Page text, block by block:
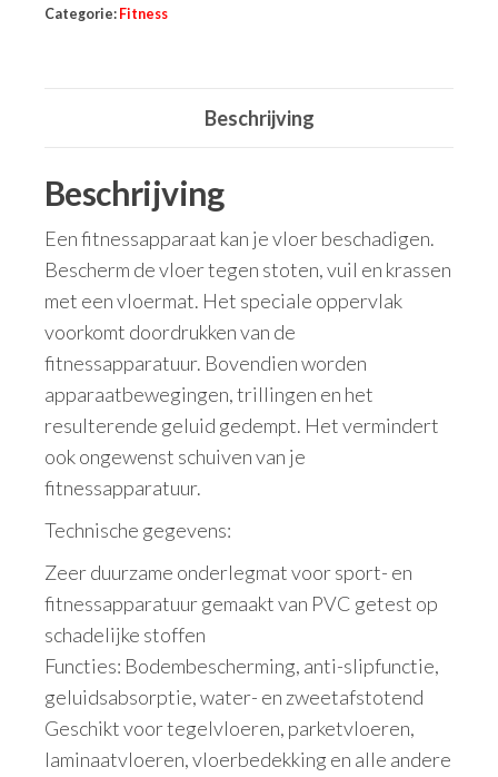
aantal
Categorie: Fitness
Beschrijving
Beschrijving
Een fitnessapparaat kan je vloer beschadigen.
Bescherm de vloer tegen stoten, vuil en krassen
met een vloermat. Het speciale oppervlak
voorkomt doordrukken van de
fitnessapparatuur. Bovendien worden
apparaatbewegingen, trillingen en het
resulterende geluid gedempt. Het vermindert
ook ongewenst schuiven van je
fitnessapparatuur.
Technische gegevens:
Zeer duurzame onderlegmat voor sport- en
fitnessapparatuur gemaakt van PVC getest op
schadelijke stoffen
Functies: Bodembescherming, anti-slipfunctie,
geluidsabsorptie, water- en zweetafstotend
Geschikt voor tegelvloeren, parketvloeren,
laminaatvloeren, vloerbedekking en alle andere